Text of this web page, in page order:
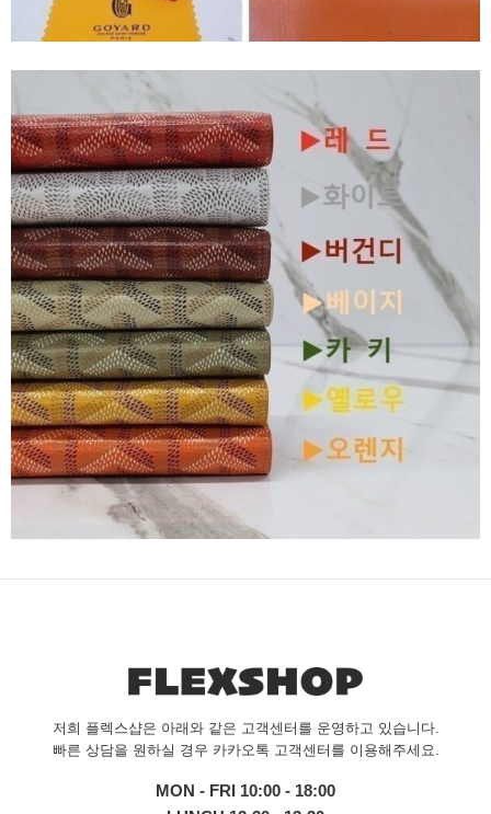
저희 플렉스샵은 아래와 같은 고객센터를 운영하고 있습니다.
빠른 상담을 원하실 경우 카카오톡 고객센터를 이용해주세요.
MON - FRI 10:00 - 18:00